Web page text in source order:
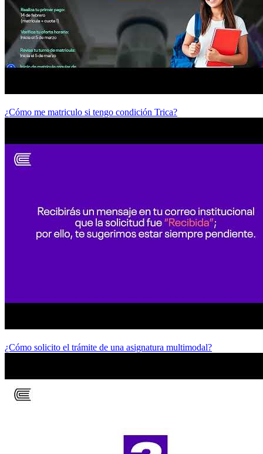
¿Cómo me matriculo si tengo condición Trica?
¿Cómo solicito el trámite de una asignatura multimodal?